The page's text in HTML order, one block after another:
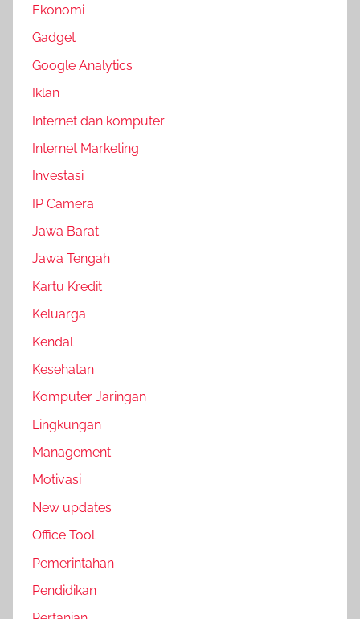
Ekonomi
Gadget
Google Analytics
Iklan
Internet dan komputer
Internet Marketing
Investasi
IP Camera
Jawa Barat
Jawa Tengah
Kartu Kredit
Keluarga
Kendal
Kesehatan
Komputer Jaringan
Lingkungan
Management
Motivasi
New updates
Office Tool
Pemerintahan
Pendidikan